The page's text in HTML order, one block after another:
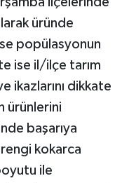
üründe
popülasyonun
ise il/ilçe tarım
ikazlarını dikkate
ürünlerini
başarıya
kokarca
ile